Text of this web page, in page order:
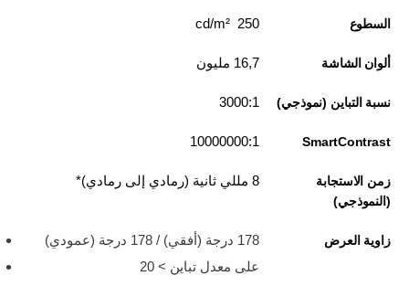
السطوع 250 cd/m²
ألوان الشاشة 16,7 مليون
نسبة التباين (نموذجي) 3000:1
SmartContrast
10000000:1
زمن الاستجابة
(النموذجي)
8 مللي ثانية (رمادي إلى رمادي)*
زاوية العرض
178 درجة (أفقي) / 178 درجة (عمودي)
على معدل تباين > 20